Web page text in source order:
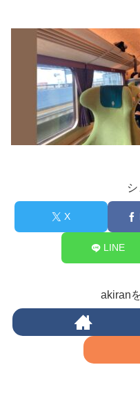
X
LINE
akiran